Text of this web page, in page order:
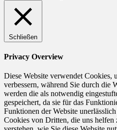
Schließen
Privacy Overview
Diese Website verwendet Cookies,
verbessern, während Sie durch die
werden die als notwendig
gespeichert, da sie für das
Funktionen der Website
Cookies von Dritten, die uns helfen